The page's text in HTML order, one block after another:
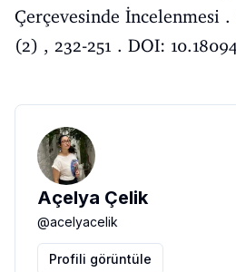
Çerçevesinde İncelenmesi
(2) , 232-251 . DOI:
Açelya Çelik
@acelyacelik
Profili görüntüle